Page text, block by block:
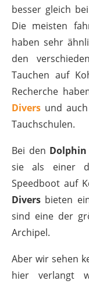
besser gleich
Die meisten
haben sehr
den
Tauchen auf
Recherche
Divers und auch
Tauchschulen.
Bei den
sie als einer
Speedboot auf
Divers bieten
sind eine der
Archipel.
Aber wir sehen
hier verlangt